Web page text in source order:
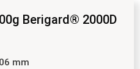
Berigard® 2000D
mm